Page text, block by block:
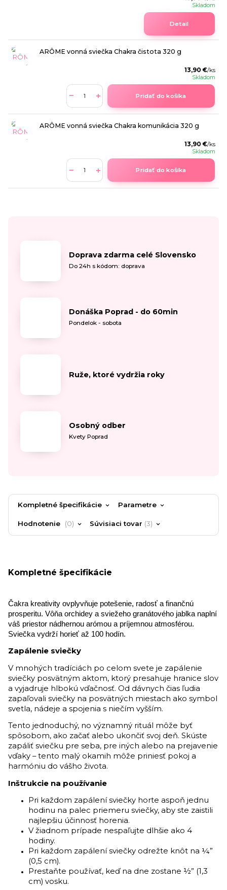
Skladom
Detail
ARÔME vonná sviečka Chakra čistota 320 g
13,90 €/ks
Skladom
Pridať do košíka
ARÔME vonná sviečka Chakra komunikácia 320 g
13,90 €/ks
Skladom
Pridať do košíka
Doprava zdarma celé Slovensko
Do 24h s kódom: doprava
Donáška Poprad - do 60min
Pondelok - sobota
Ruže, ktoré vydržia roky
Osobný odber
Kvety Poprad
Kompletné špecifikácie Parametre
Hodnotenie 0 Súvisiaci tovar 3
Kompletné špecifikácie
Čakra kreativity ovplyvňuje potešenie, radosť a finančnú
prosperitu. Vôňa orchidey a sviežeho granátového jablka naplní
váš priestor nádhernou arómou a príjemnou atmosférou.
Sviečka vydrží horieť až 100 hodín.
Zapálenie sviečky
V mnohých tradíciách po celom svete je zapálenie
sviečky posvätným aktom, ktorý presahuje hranice slov
a vyjadruje hlbokú vďačnosť. Od dávnych čias ľudia
zapaľovali sviečky na posvätných miestach ako symbol
svetla, nádeje a spojenia s niečím vyšším.
Tento jednoduchý, no významný rituál môže byť
spôsobom, ako začať alebo ukončiť svoj deň. Skúste
zapáliť sviečku pre seba, pre iných alebo na prejavenie
vďaky – tento malý okamih môže priniesť pokoj a
harmóniu do vášho života.
Inštrukcie na používanie
Pri každom zapálení sviečky horte aspoň jednu
hodinu na palec priemeru sviečky, aby ste zaistili
najlepšiu účinnosť horenia.
V žiadnom prípade nespaľujte dlhšie ako 4
hodiny.
Pri každom zapálení sviečky odrežte knôt na ¼”
(0,5 cm).
Prestaňte používať, keď na dne zostane ½” (1,3
cm) vosku.